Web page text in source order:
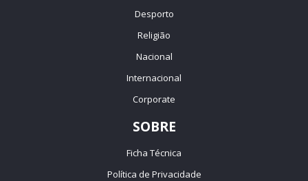
Desporto
Religião
Nacional
Internacional
Corporate
SOBRE
Ficha Técnica
Política de Privacidade